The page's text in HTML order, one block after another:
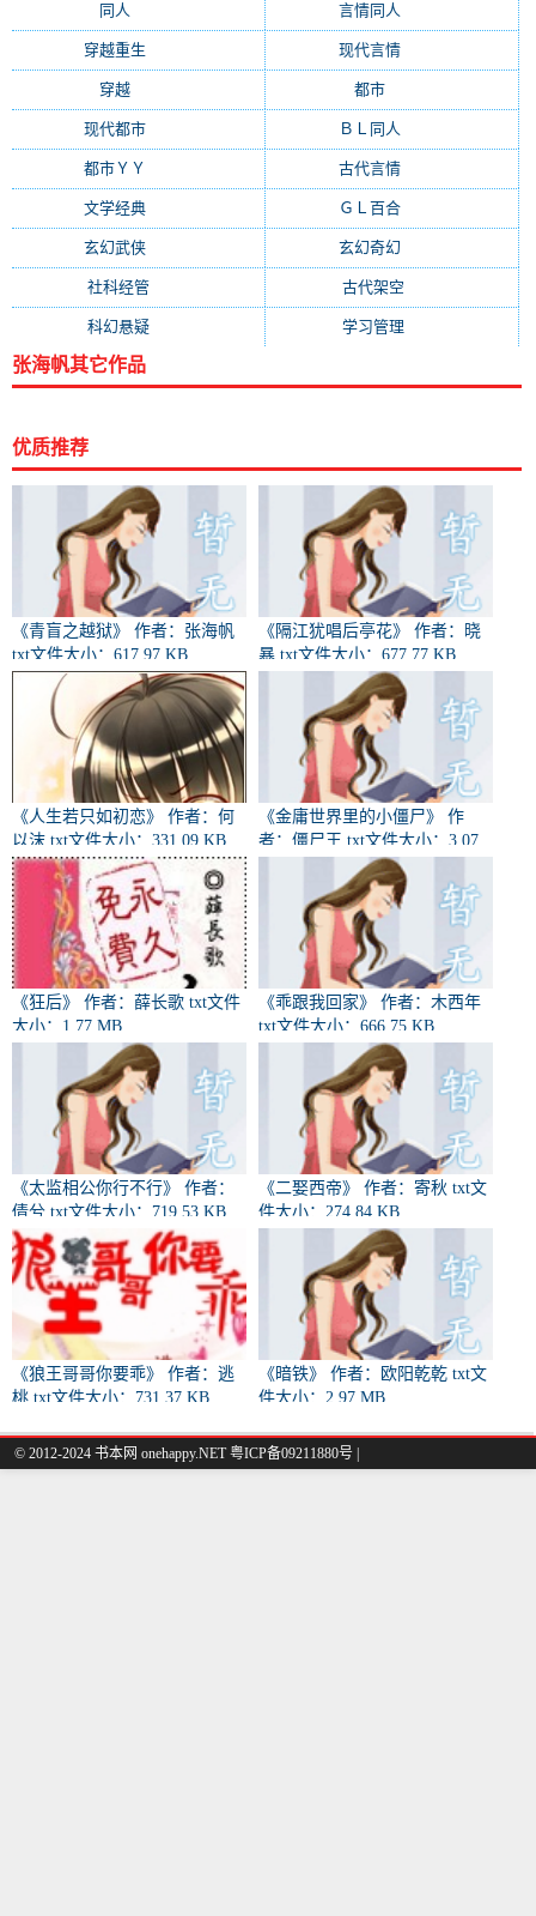
同人 言情同人
穿越重生 现代言情(6218)
穿越(4547) 都市(4380)
现代都市(3471) ＢＬ同人
都市ＹＹ 古代言情(2004)
文学经典(1403) ＧＬ百合(1345)
玄幻武侠(1307) 玄幻奇幻
社科经管 古代架空
科幻悬疑 学习管理
张海帆其它作品
优质推荐
《青盲之越狱》 作者：张海帆
txt文件大小：617.97 KB
《隔江犹唱后亭花》 作者：晓
暴 txt文件大小：677.77 KB
《人生若只如初恋》 作者：何
以沫 txt文件大小：331.09 KB
《金庸世界里的小僵尸》 作
者：僵尸王 txt文件大小：3.07
MB
《狂后》 作者：薛长歌 txt文件
大小：1.77 MB
《乖跟我回家》 作者：木西年
txt文件大小：666.75 KB
《太监相公你行不行》 作者：
倩兮 txt文件大小：719.53 KB
《二娶西帝》 作者：寄秋 txt文
件大小：274.84 KB
《狼王哥哥你要乖》 作者：逃
桃 txt文件大小：731.37 KB
《暗铁》 作者：欧阳乾乾 txt文
件大小：2.97 MB
© 2012-2024 书本网 onehappy.NET 粤ICP备09211880号 |